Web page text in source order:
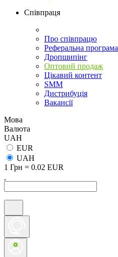
Співпраця
Про співпрацю
Реферальна програма
Дропшипінг
Оптовий продаж
Цікавий контент
SMM
Дистрибуція
Вакансії
Мова
Валюта
UAH
EUR
UAH
1 Грн = 0.02 EUR